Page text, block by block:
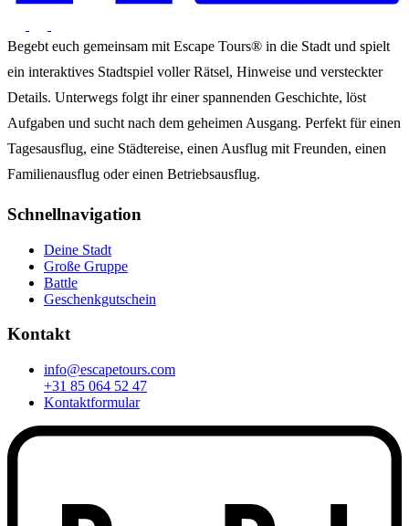
Begebt euch gemeinsam mit Escape Tours® in die Stadt und spielt
ein interaktives Stadtspiel voller Rätsel, Hinweise und versteckter
Details. Unterwegs folgt ihr einer spannenden Geschichte, löst
Aufgaben und sucht nach dem geheimen Ausgang. Perfekt für einen
Tagesausflug, eine Städtereise, einen Ausflug mit Freunden, einen
Familienausflug oder einen Betriebsausflug.
Schnellnavigation
Deine Stadt
Große Gruppe
Battle
Geschenkgutschein
Kontakt
info@escapetours.com
+31 85 064 52 47
Kontaktformular